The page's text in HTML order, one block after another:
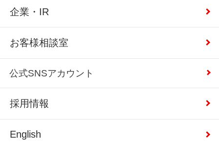
企業・IR
お客様相談室
公式SNSアカウント
採用情報
English